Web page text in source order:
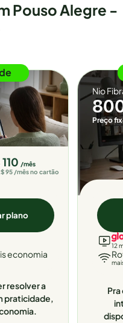
Pouso Alegre -
/mês
95 /mês no cartão
plano
economia
resolver a
praticidade,
Nio
Preço
12